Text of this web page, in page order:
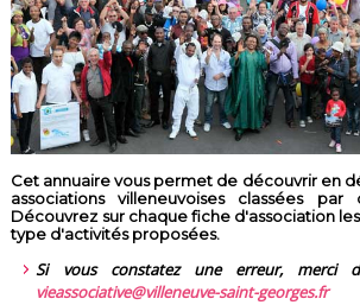
Cet annuaire vous permet de découvrir en
associations villeneuvoises classées par
Découvrez sur chaque fiche d'association
type d'activités proposées.
Si vous constatez une erreur, merci
vieassociative@villeneuve-saint-georges.fr